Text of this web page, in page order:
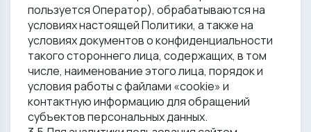
пользуется Оператор), обрабатываются на
условиях настоящей Политики, а также на
условиях документов о конфиденциальности
такого стороннего лица, содержащих, в том
числе, наименование этого лица, порядок и
условия работы с файлами «cookie» и
контактную информацию для обращений
субъектов персональных данных.